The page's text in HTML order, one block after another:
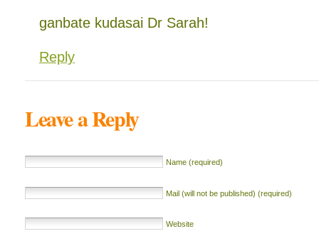
ganbate kudasai Dr Sarah!
Reply
Leave a Reply
Name (required)
Mail (will not be published) (required)
Website